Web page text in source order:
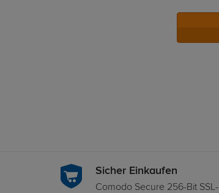
Sicher Einkaufen
Comodo Secure 256-Bit SSL-